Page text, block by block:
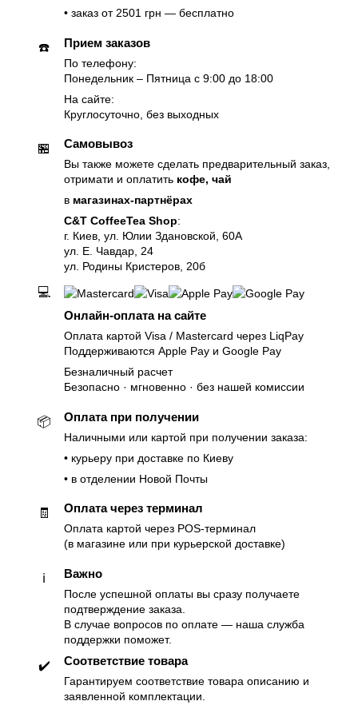
• заказ от 2501 грн — бесплатно
☎️ Прием заказов
По телефону:
Понедельник – Пятница с 9:00 до 18:00
На сайте:
Круглосуточно, без выходных
🏪 Самовывоз
Вы также можете сделать предварительный заказ,
отримати и оплатить кофе, чай
в магазинах-партнёрах
C&T CoffeeTea Shop:
г. Киев, ул. Юлии Здановской, 60А
ул. Е. Чавдар, 24
ул. Родины Кристеров, 20б
💻
Онлайн-оплата на сайте
Оплата картой Visa / Mastercard через LiqPay
Поддерживаются Apple Pay и Google Pay
Безналичный расчет
Безопасно · мгновенно · без нашей комиссии
📦 Оплата при получении
Наличными или картой при получении заказа:
• курьеру при доставке по Киеву
• в отделении Новой Почты
🧾 Оплата через терминал
Оплата картой через POS-терминал
(в магазине или при курьерской доставке)
ℹ️ Важно
После успешной оплаты вы сразу получаете
подтверждение заказа.
В случае вопросов по оплате — наша служба
поддержки поможет.
✔️ Соответствие товара
Гарантируем соответствие товара описанию и
заявленной комплектации.